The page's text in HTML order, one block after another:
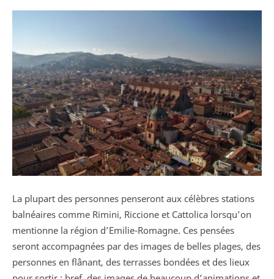
La plupart des personnes penseront aux célèbres stations
balnéaires comme Rimini, Riccione et Cattolica lorsqu’on
mentionne la région d’Emilie-Romagne. Ces pensées
seront accompagnées par des images de belles plages, des
personnes en flânant, des terrasses bondées et des lieux